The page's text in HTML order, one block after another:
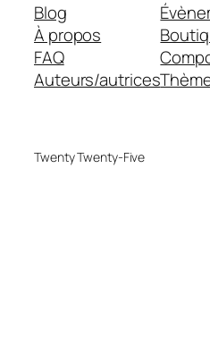
Blog
À propos
FAQ
Auteurs/autrices
Twenty Twenty-Five